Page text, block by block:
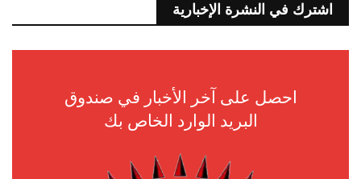
اشترك في النشرة الإخبارية
احصل على آخر الأخبار في صندوق
البريد الوارد الخاص بك